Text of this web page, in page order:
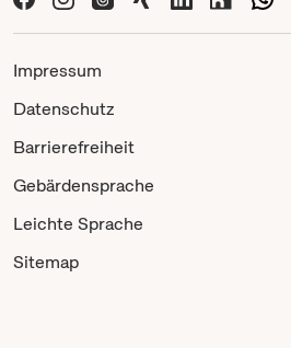
Impressum
Datenschutz
Barrierefreiheit
Gebärdensprache
Leichte Sprache
Sitemap